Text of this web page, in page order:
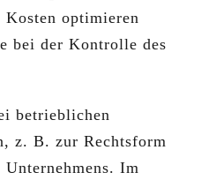
optimieren
bei der Kontrolle des
betrieblichen
z. B. zur Rechtsform
Im